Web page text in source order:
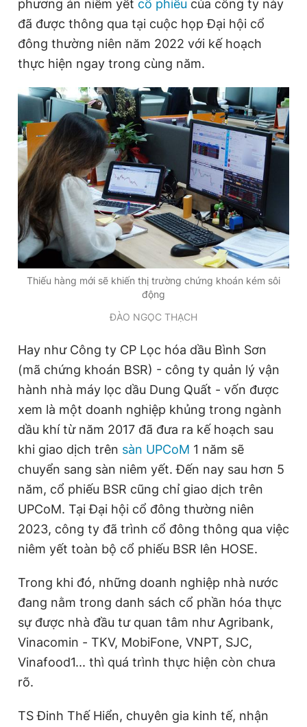
phương án niêm yết cổ phiếu của công ty này
đã được thông qua tại cuộc họp Đại hội cổ
đông thường niên năm 2022 với kế hoạch
thực hiện ngay trong cùng năm.
Thiếu hàng mới sẽ khiến thị trường chứng khoán kém sôi
động
ĐÀO NGỌC THẠCH
Hay như Công ty CP Lọc hóa dầu Bình Sơn
(mã chứng khoán BSR) - công ty quản lý vận
hành nhà máy lọc dầu Dung Quất - vốn được
xem là một doanh nghiệp khủng trong ngành
dầu khí từ năm 2017 đã đưa ra kế hoạch sau
khi giao dịch trên sàn UPCoM 1 năm sẽ
chuyển sang sàn niêm yết. Đến nay sau hơn 5
năm, cổ phiếu BSR cũng chỉ giao dịch trên
UPCoM. Tại Đại hội cổ đông thường niên
2023, công ty đã trình cổ đông thông qua việc
niêm yết toàn bộ cổ phiếu BSR lên HOSE.
Trong khi đó, những doanh nghiệp nhà nước
đang nằm trong danh sách cổ phần hóa thực
sự được nhà đầu tư quan tâm như Agribank,
Vinacomin - TKV, MobiFone, VNPT, SJC,
Vinafood1... thì quá trình thực hiện còn chưa
rõ.
TS Đinh Thế Hiển, chuyên gia kinh tế, nhận